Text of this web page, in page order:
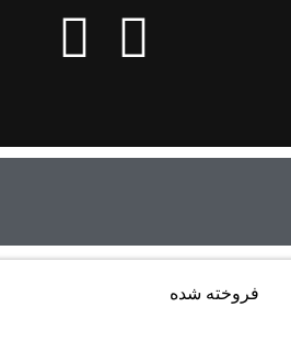
فروخته شده